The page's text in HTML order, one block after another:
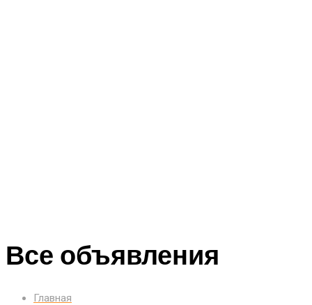
Все объявления
Главная